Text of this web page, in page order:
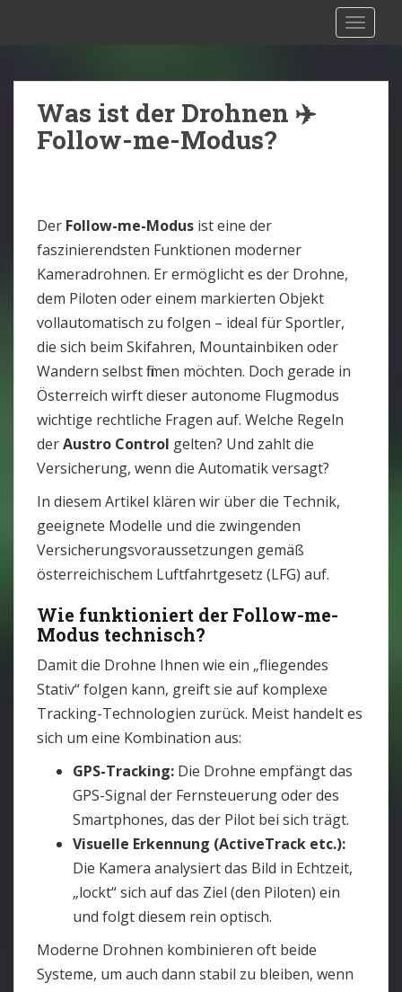
Was ist der Drohnen ✈️
Follow-me-Modus?
Der Follow-me-Modus ist eine der
faszinierendsten Funktionen moderner
Kameradrohnen. Er ermöglicht es der Drohne,
dem Piloten oder einem markierten Objekt
vollautomatisch zu folgen – ideal für Sportler,
die sich beim Skifahren, Mountainbiken oder
Wandern selbst filmen möchten. Doch gerade in
Österreich wirft dieser autonome Flugmodus
wichtige rechtliche Fragen auf. Welche Regeln
derAustro Control gelten? Und zahlt die
Versicherung, wenn die Automatik versagt?
In diesem Artikel klären wir über die Technik,
geeignete Modelle und die zwingenden
Versicherungsvoraussetzungen gemäß
österreichischem Luftfahrtgesetz (LFG) auf.
Wie funktioniert der Follow-me-
Modus technisch?
Damit die Drohne Ihnen wie ein „fliegendes
Stativ“ folgen kann, greift sie auf komplexe
Tracking-Technologien zurück. Meist handelt es
sich um eine Kombination aus:
GPS-Tracking: Die Drohne empfängt das
GPS-Signal der Fernsteuerung oder des
Smartphones, das der Pilot bei sich trägt.
Visuelle Erkennung (ActiveTrack etc.):
Die Kamera analysiert das Bild in Echtzeit,
„lockt“ sich auf das Ziel (den Piloten) ein
und folgt diesem rein optisch.
Moderne Drohnen kombinieren oft beide
Systeme, um auch dann stabil zu bleiben, wenn